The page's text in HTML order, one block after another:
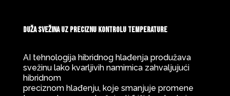
Duža svežina uz preciznu kontrolu temperature
AI tehnologija hibridnog hlađenja produžava
svežinu lako kvarljivih namirnica zahvaljujući
hibridnom
preciznom hlađenju, koje smanjuje promene